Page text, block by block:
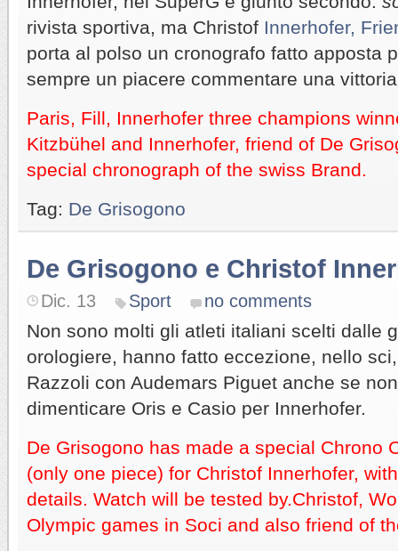
rivista sportiva, ma Christof Innerhofer,
porta al polso un cronografo fatto apposta
sempre un piacere commentare una
Paris, Fill, Innerhofer three champions
Kitzbühel and Innerhofer, friend of De
special chronograph of the swiss Brand.
Tag: De Grisogono
De Grisogono e Christof
Dic. 13 Sport no comments
Non sono molti gli atleti italiani scelti dalle
orologiere, hanno fatto eccezione, nello
Razzoli con Audemars Piguet anche se
dimenticare Oris e Casio per Innerhofer.
De Grisogono has made a special Chrono
(only one piece) for Christof Innerhofer,
details. Watch will be tested by.Christof,
Olympic games in Soci and also friend of